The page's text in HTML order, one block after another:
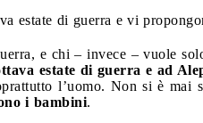
estate di guerra e vi
e chi – invece – vuole
estate di guerra e ad
l’uomo. Non si è mai
i bambini.